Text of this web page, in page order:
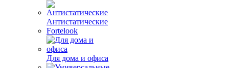
Антистатические
Fortelook
Для дома и офиса